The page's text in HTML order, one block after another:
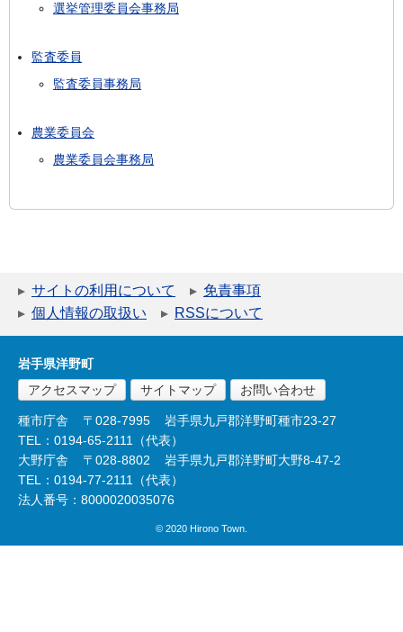
選挙管理委員会事務局
監査委員
監査委員事務局
農業委員会
農業委員会事務局
サイトの利用について
免責事項
個人情報の取扱い
RSSについて
岩手県洋野町
アクセスマップ
サイトマップ お問い合わせ
種市庁舎 〒028-7995
岩手県九戸郡洋野町種市23-27
TEL：0194-65-2111（代表）
大野庁舎
〒028-8802
岩手県九戸郡洋野町大野8-47-2
TEL：0194-77-2111（代表）
法人番号：8000020035076
© 2020 Hirono Town.